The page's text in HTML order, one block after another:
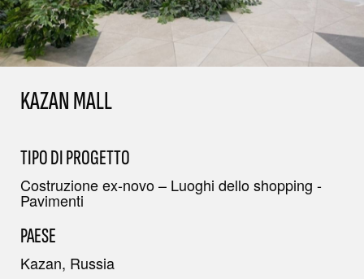
KAZAN MALL
TIPO DI PROGETTO
Costruzione ex-novo – Luoghi dello shopping -
Pavimenti
PAESE
Kazan, Russia